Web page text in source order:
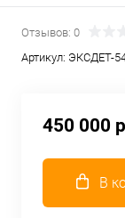
Отзывов: 0
Артикул: ЭКСДЕТ-
450 000
В